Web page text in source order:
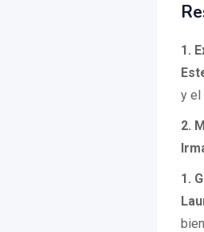
1.
y el
2.
1.